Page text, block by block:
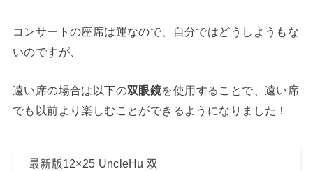
コンサートの座席は運なので、自分ではどうしようもな
いのですが、
遠い席の場合は以下の双眼鏡を使用することで、遠い席
でも以前より楽しむことができるようになりました！
最新版12×25 UncleHu 双